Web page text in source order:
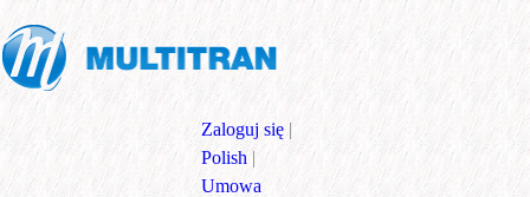
Zaloguj się |
Polish |
Umowa